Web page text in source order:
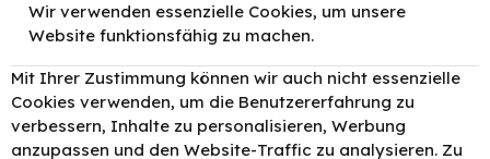
Original Canon CLI-526C /
4541B001 Tinte Cyan bis zu 462
Seiten 9ml
Wir verwenden essenzielle Cookies, um unsere
Website funktionsfähig zu machen.
Mit Ihrer Zustimmung können wir auch nicht essenzielle
Cookies verwenden, um die Benutzererfahrung zu
verbessern, Inhalte zu personalisieren, Werbung
anzupassen und den Website-Traffic zu analysieren. Zu